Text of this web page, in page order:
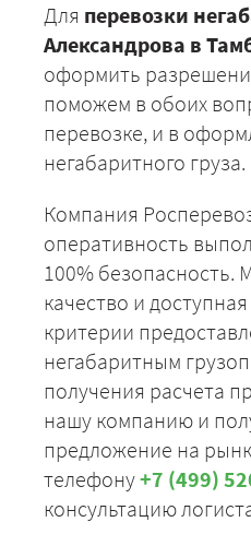
Для перевозки
Александрова в
оформить
поможем в обоих
перевозке, и в
негабаритного груза.
Компания
оперативность
100% безопасность.
качество и
критерии
негабаритным
получения расчета
нашу компанию и
предложение на
телефону+7 (499)
консультацию